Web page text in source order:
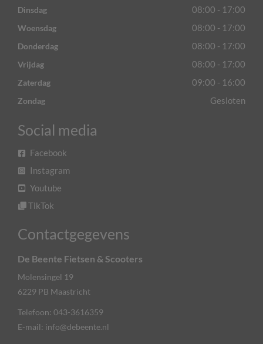
Dinsdag 08:00 - 17:00
Woensdag 08:00 - 17:00
Donderdag 08:00 - 17:00
Vrijdag 08:00 - 17:00
Zaterdag 09:00 - 16:00
Zondag Gesloten
Social media
Facebook
Instagram
Youtube
TikTok
Contactgegevens
De Beente Fietsen & Scooters
Molensingel 19
6229 PB Maastricht
Telefoon: 043-3616359
E-mail: info@debeente.nl